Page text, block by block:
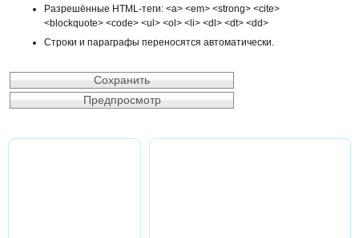
Разрешённые HTML-теги: <a> <em> <strong> <cite>
<blockquote> <code> <ul> <ol> <li> <dl> <dt> <dd>
Строки и параграфы переносятся автоматически.